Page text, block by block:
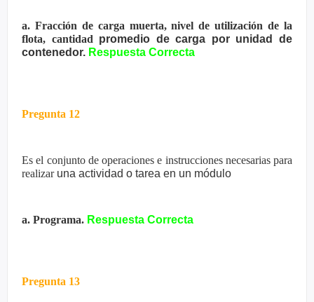
a. Fracción de carga muerta, nivel de utilización de la
flota, cantidad promedio de carga por unidad de
contenedor. Respuesta Correcta
Pregunta 12
Es el conjunto de operaciones e instrucciones necesarias para
realizar una actividad o tarea en un módulo
a. Programa. Respuesta Correcta
Pregunta 13